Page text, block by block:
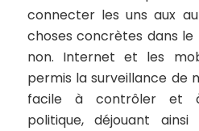
connecter les uns aux
choses concrètes dans le
non. Internet et les
permis la surveillance de
facile à contrôler et
politique, déjouant